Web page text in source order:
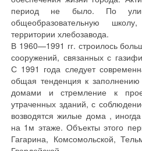
период не было. По
общеобразовательную
территории хлебозавода.
В 1960—1991 гг. строилось
сооружений, связанных с
С 1991 года следует
общая тенденция к
домами и стремление к
утраченных зданий, с
возводятся жилые дома ,
на 1м этаже. Объекты этого
Гагарина, Комсомольской,